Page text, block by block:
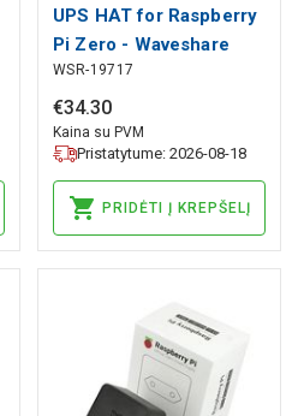
UPS HAT for Raspberry
Pi Zero - Waveshare
19739
WSR-19717
€34.30
Kaina su PVM
Pristatytume: 2026-08-18
PRIDĖTI Į KREPŠELĮ